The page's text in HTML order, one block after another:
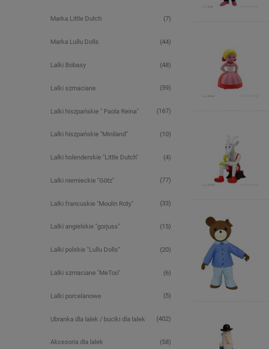
Marka Little Dutch (7)
Marka Lullu Dolls (44)
Lalki Bobasy (48)
Lalki szmaciane (59)
Lalki hiszpańskie " Paola Reina" (167)
Lalki hiszpańskie "Miniland" (10)
Lalki holenderskie "Little Dutch" (4)
Lalki niemieckie "Götz" (77)
Lalki francuskie "Moulin Roty" (33)
Lalki angielskie "gorjuss" (15)
Lalki polskie "Lullu Dolls" (20)
Lalki szmaciane "MeToo" (6)
Lalki porcelanowe (5)
Ubranka dla lalek / buciki dla lalek (402)
Akcesoria dla lalek (58)